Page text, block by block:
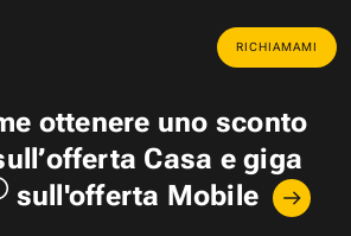
RICHIAMAMI
ottenere uno sconto
Casa egiga
sull'offerta Mobile